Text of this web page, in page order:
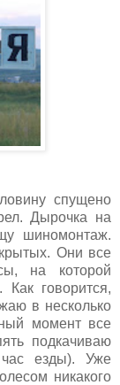
спущено
Дырочка на
шиномонтаж.
Они все
на которой
говорится,
в несколько
момент все
подкачиваю
час езды). Уже
никакого